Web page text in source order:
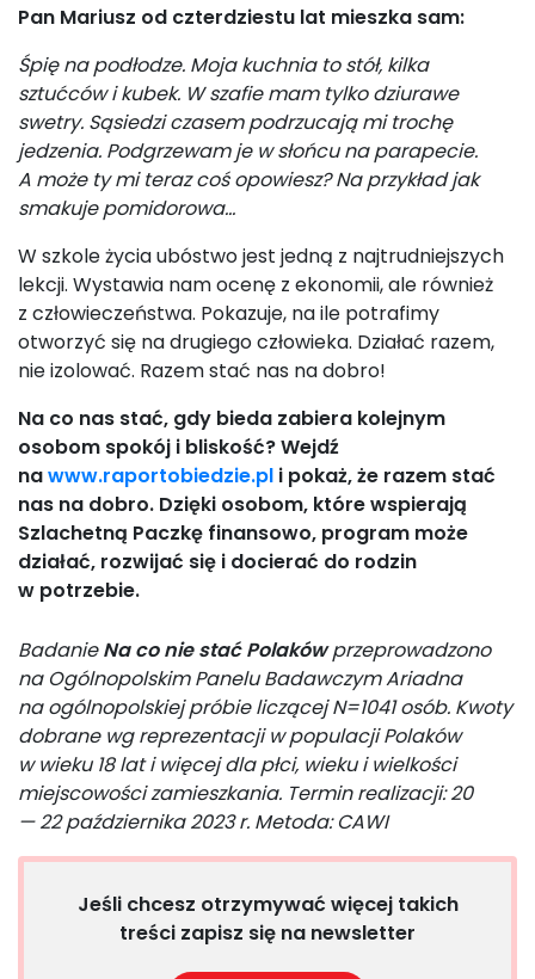
Pan Mariusz od czterdziestu lat mieszka sam:
Śpię na podłodze. Moja kuchnia to stół, kilka
sztućców i kubek. W szafie mam tylko dziurawe
swetry. Sąsiedzi czasem podrzucają mi trochę
jedzenia. Podgrzewam je w słońcu na parapecie.
A może ty mi teraz coś opowiesz? Na przykład jak
smakuje pomidorowa…
W szkole życia ubóstwo jest jedną z najtrudniejszych
lekcji. Wystawia nam ocenę z ekonomii, ale również
z człowieczeństwa. Pokazuje, na ile potrafimy
otworzyć się na drugiego człowieka. Działać razem,
nie izolować. Razem stać nas na dobro!
Na co nas stać, gdy bieda zabiera kolejnym
osobom spokój i bliskość? Wejdź
nawww.raportobiedzie.pl i pokaż, że razem stać
nas na dobro. Dzięki osobom, które wspierają
Szlachetną Paczkę finansowo, program może
działać, rozwijać się i docierać do rodzin
w potrzebie.
BadanieNa co nie stać Polakówprzeprowadzono
na Ogólnopolskim Panelu Badawczym Ariadna
na ogólnopolskiej próbie liczącej N=1041 osób. Kwoty
dobrane wg reprezentacji w populacji Polaków
w wieku 18 lat i więcej dla płci, wieku i wielkości
miejscowości zamieszkania. Termin realizacji: 20
— 22 października 2023 r. Metoda: CAWI
Jeśli chcesz otrzymywać więcej takich
treści zapisz się na newsletter